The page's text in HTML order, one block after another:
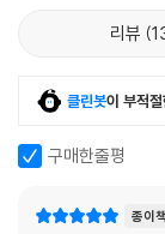
리뷰
클린봇이 부적
구매한줄평
종이책